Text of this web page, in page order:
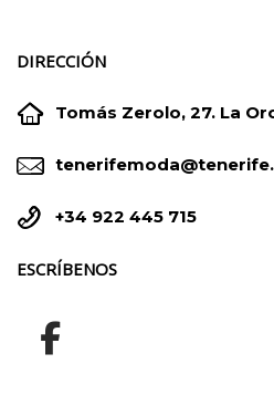
DIRECCIÓN

 Tomás Zerolo, 27. La



 +34 922 445 715
ESCRÍBENOS